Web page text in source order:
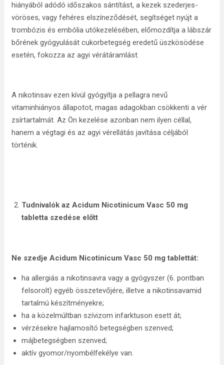
hiányából adódó időszakos sántítást, a kezek szederjes-
vöröses, vagy fehéres elszíneződését, segítséget nyújt a
trombózis és embólia utókezelésében, előmozdítja a lábszár
bőrének gyógyulását cukorbetegség eredetű üszkösödése
esetén, fokozza az agyi vérátáramlást.
A nikotinsav ezen kívül gyógyítja a pellagra nevű
vitaminhiányos állapotot, magas adagokban csökkenti a vér
zsírtartalmát. Az Ön kezelése azonban nem ilyen céllal,
hanem a végtagi és az agyi vérellátás javítása céljából
történik.
Tudnivalók az Acidum Nicotinicum Vasc 50 mg
tabletta szedése előtt
Ne szedje Acidum Nicotinicum Vasc 50 mg tablettát:
ha allergiás a nikotinsavra vagy a gyógyszer (6. pontban
felsorolt) egyéb összetevőjére, illetve a nikotinsavamid
tartalmú készítményekre;
ha a közelmúltban szívizom infarktuson esett át;
vérzésekre hajlamosító betegségben szenved;
májbetegségben szenved;
aktív gyomor/nyombélfekélye van.